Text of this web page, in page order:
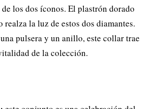
los dos íconos. El plastrón dorado
realza la luz de estos dos diamantes.
pulsera y un anillo, este collar trae
de la colección.